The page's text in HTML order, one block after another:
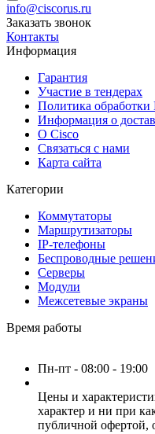
info@ciscorus.ru
Заказать звонок
Контакты
Информация
Гарантия
Участие в тендерах
Политика
Информация о
О Cisco
Связаться с нами
Карта сайта
Категории
Коммутаторы
Маршрутизаторы
IP-телефоны
Беспроводные
Серверы
Модули
Межсетевые экраны
Время работы
Пн-пт - 08:00 - 19:00
Цены и
характер и ни при
публичной офертой,